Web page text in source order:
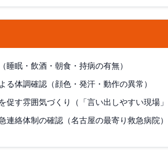
睡眠・飲酒・朝食・持病の有無）
る体調確認（顔色・発汗・動作の異常）
促す雰囲気づくり（「言い出しやすい現場」
連絡体制の確認（名古屋の最寄り救急病院）